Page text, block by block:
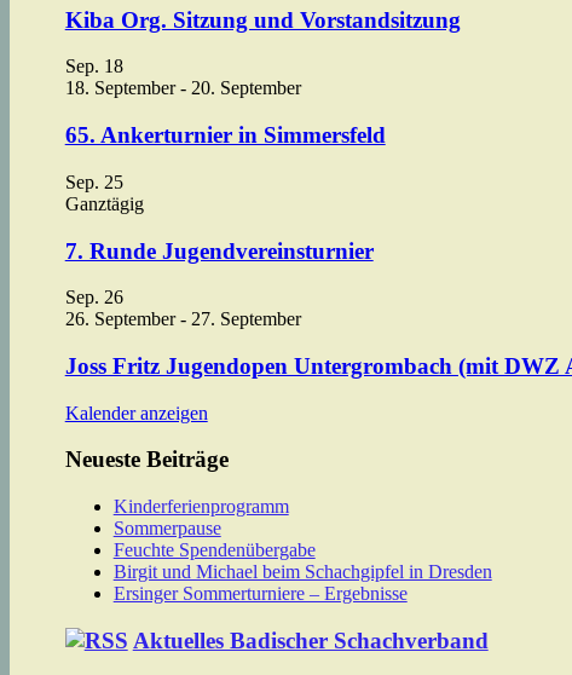
Kiba Org. Sitzung und Vorstandsitzung
Sep. 18
18. September- 20. September
65. Ankerturnier in Simmersfeld
Sep. 25
Ganztägig
7. Runde Jugendvereinsturnier
Sep. 26
26. September- 27. September
Joss Fritz Jugendopen Untergrombach (mit DWZ
Kalender anzeigen
Neueste Beiträge
Kinderferienprogramm
Sommerpause
Feuchte Spendenübergabe
Birgit und Michael beim Schachgipfel in Dresden
Ersinger Sommerturniere – Ergebnisse
Aktuelles Badischer Schachverband